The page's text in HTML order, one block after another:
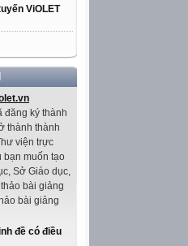
ViOLET
đăng ký thành
thành thành
viện trực
bạn muốn tạo
Sở Giáo dục,
bài giảng
bài giảng
đề có điều